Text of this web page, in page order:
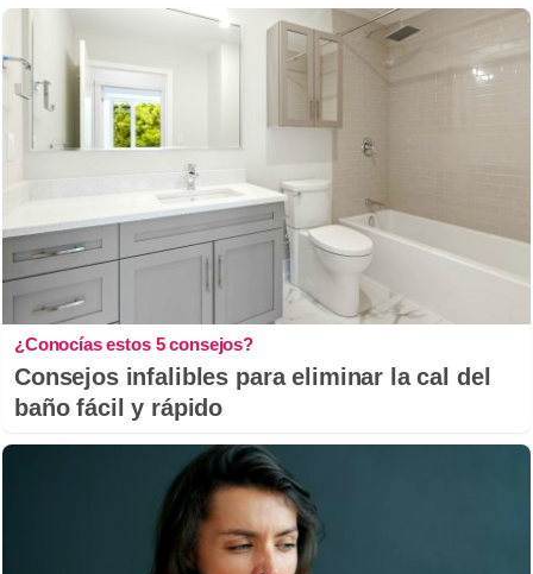
¿Conocías estos 5 consejos?
Consejos infalibles para eliminar la cal del
baño fácil y rápido